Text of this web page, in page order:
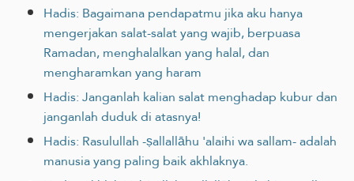
Hadis: Bagaimana pendapatmu jika aku hanya
mengerjakan salat-salat yang wajib, berpuasa
Ramadan, menghalalkan yang halal, dan
mengharamkan yang haram
Hadis: Janganlah kalian salat menghadap kubur dan
janganlah duduk di atasnya!
Hadis: Rasulullah -ṣallallāhu 'alaihi wa sallam- adalah
manusia yang paling baik akhlaknya.